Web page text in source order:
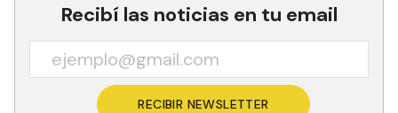
Recibí las noticias en tu email
RECIBIR NEWSLETTER